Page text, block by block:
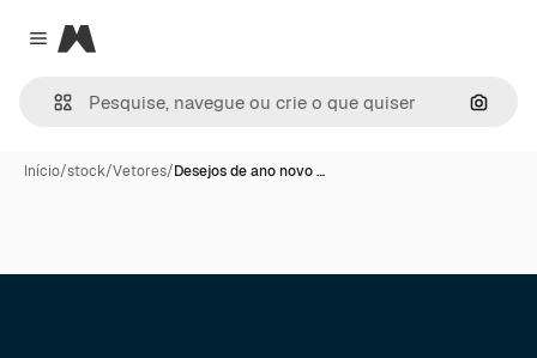
Close menu
Magnific
Início/stock/Vetores/Desejos de ano novo …